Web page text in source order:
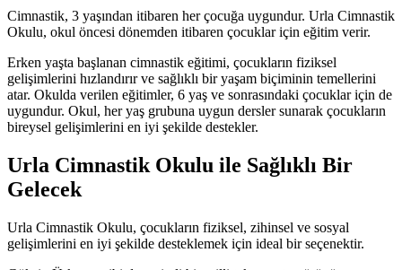
Cimnastik, 3 yaşından itibaren her çocuğa uygundur. Urla Cimnastik
Okulu, okul öncesi dönemden itibaren çocuklar için eğitim verir.
Erken yaşta başlanan cimnastik eğitimi, çocukların fiziksel
gelişimlerini hızlandırır ve sağlıklı bir yaşam biçiminin temellerini
atar. Okulda verilen eğitimler, 6 yaş ve sonrasındaki çocuklar için de
uygundur. Okul, her yaş grubuna uygun dersler sunarak çocukların
bireysel gelişimlerini en iyi şekilde destekler.
Urla Cimnastik Okulu ile Sağlıklı Bir
Gelecek
Urla Cimnastik Okulu, çocukların fiziksel, zihinsel ve sosyal
gelişimlerini en iyi şekilde desteklemek için ideal bir seçenektir.